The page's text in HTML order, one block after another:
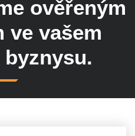
ověřeným
ve vašem